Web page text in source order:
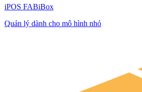
iPOS FABiBox
Quản lý dành cho mô hình nhỏ